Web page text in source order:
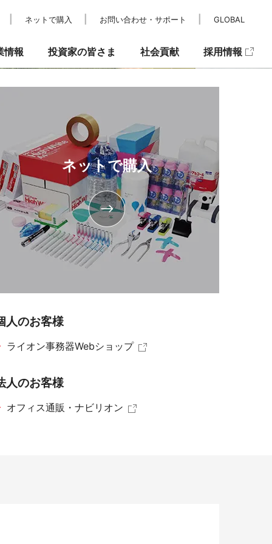
ネットで購入
人のお客様
ライオン事務器Webショップ
人のお客様
オフィス通販・ナビリオン
ネットで購入 お問い合わせ・サポート GLOBAL
ュリティ
症対策商品
パラスポーツ支援
スリリース
メディア掲載
情報
IRカレンダー
IRニュース
投資家の皆さま 社会貢献 採用情報